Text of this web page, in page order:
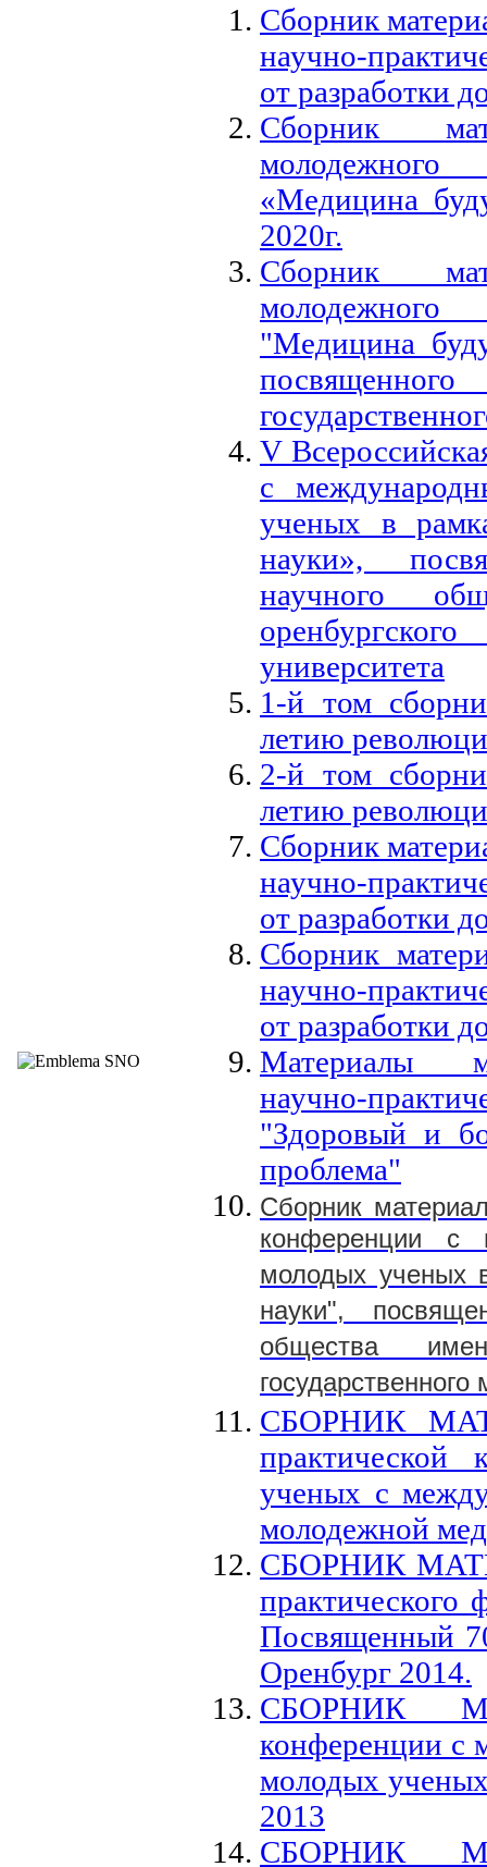
Сборник
научно-
от разработки
Сборник
«Медицина
2020г.
Сборник
"Медицина
V
с
ученых в
науки»,
научного
университета
1-й том
летию
2-й том
летию
Сборник
научно-
от разработки
Сборник
научно-
от разработки
Материалы
научно-
"Здоровый и
проблема"
Сборник
конференции с
молодых ученых
науки",
общества
СБОРНИК
практической
ученых с
молодежной
СБОРНИК
практического
Посвященный
Оренбург 2014.
СБОРНИК
конференции с
молодых
2013
СБОРНИК